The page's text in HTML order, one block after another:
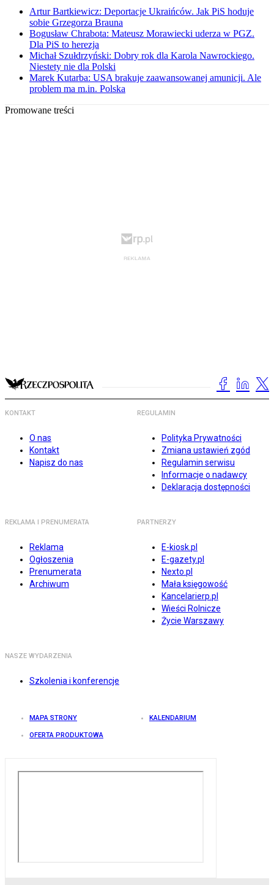
Artur Bartkiewicz: Deportacje Ukraińców. Jak PiS hoduje
sobie Grzegorza Brauna
Bogusław Chrabota: Mateusz Morawiecki uderza w PGZ.
Dla PiS to herezja
Michał Szułdrzyński: Dobry rok dla Karola Nawrockiego.
Niestety nie dla Polski
Marek Kutarba: USA brakuje zaawansowanej amunicji. Ale
problem ma m.in. Polska
Promowane treści
KONTAKT
O nas
Kontakt
Napisz do nas
REGULAMIN
Polityka Prywatności
Zmiana ustawień zgód
Regulamin serwisu
Informacje o nadawcy
Deklaracja dostępności
REKLAMA I PRENUMERATA
Reklama
Ogłoszenia
Prenumerata
Archiwum
PARTNERZY
E-kiosk.pl
E-gazety.pl
Nexto.pl
Mała księgowość
Kancelarierp.pl
Wieści Rolnicze
Życie Warszawy
NASZE WYDARZENIA
Szkolenia i konferencje
MAPA STRONY KALENDARIUM
OFERTA PRODUKTOWA